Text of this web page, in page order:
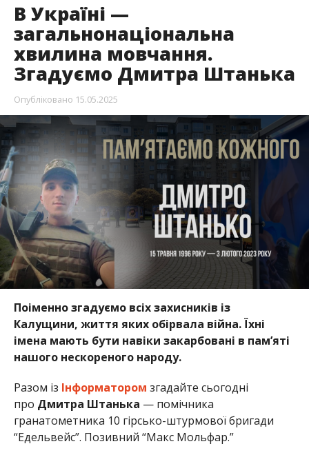
В Україні —
загальнонаціональна
хвилина мовчання.
Згадуємо Дмитра Штанька
Опубліковано 15.05.2025
Поіменно згадуємо всіх захисників із
Калущини, життя яких обірвала війна. Їхні
імена мають бути навіки закарбовані в пам’яті
нашого нескореного народу.
Разом із Інформатором згадайте сьогодні
про Дмитра Штанька — помічника
гранатометника 10 гірсько-штурмової бригади
“Едельвейс”. Позивний “Макс Мольфар.”